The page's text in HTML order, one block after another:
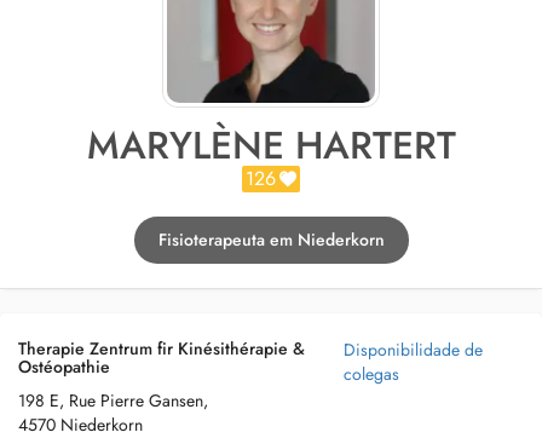
MARYLÈNE HARTERT
126
Fisioterapeuta em Niederkorn
Therapie Zentrum fir Kinésithérapie &
Ostéopathie
198 E, Rue Pierre Gansen,
4570 Niederkorn
Disponibilidade de
colegas